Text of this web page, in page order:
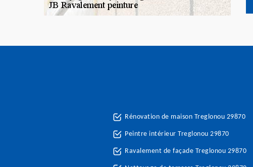
Rénovation de maison Treglonou 29870
Peintre intérieur Treglonou 29870
Ravalement de façade Treglonou 29870